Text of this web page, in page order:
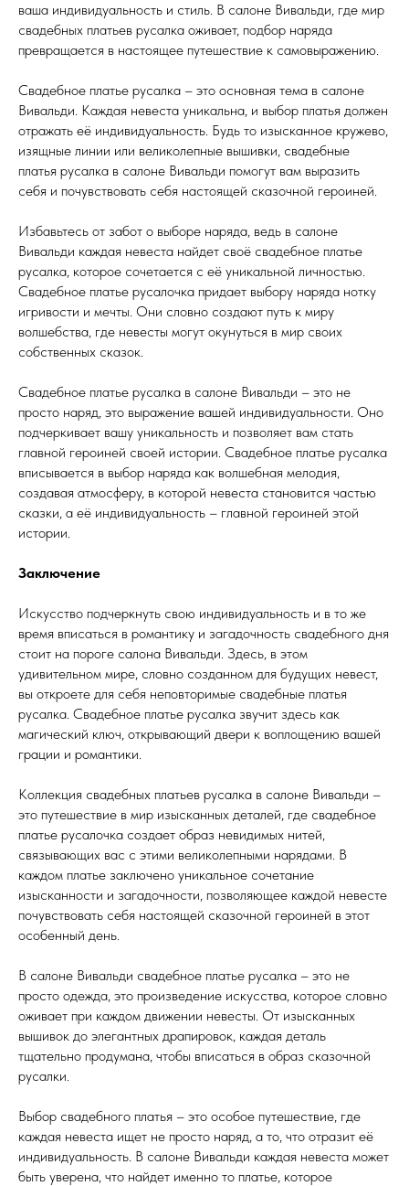
ваша индивидуальность и стиль. В салоне Вивальди, где мир
свадебных платьев русалка оживает, подбор наряда
превращается в настоящее путешествие к самовыражению.
Свадебное платье русалка – это основная тема в салоне
Вивальди. Каждая невеста уникальна, и выбор платья должен
отражать её индивидуальность. Будь то изысканное кружево,
изящные линии или великолепные вышивки, свадебные
платья русалка в салоне Вивальди помогут вам выразить
себя и почувствовать себя настоящей сказочной героиней.
Избавьтесь от забот о выборе наряда, ведь в салоне
Вивальди каждая невеста найдет своё свадебное платье
русалка, которое сочетается с её уникальной личностью.
Свадебное платье русалочка придает выбору наряда нотку
игривости и мечты. Они словно создают путь к миру
волшебства, где невесты могут окунуться в мир своих
собственных сказок.
Свадебное платье русалка в салоне Вивальди – это не
просто наряд, это выражение вашей индивидуальности. Оно
подчеркивает вашу уникальность и позволяет вам стать
главной героиней своей истории. Свадебное платье русалка
вписывается в выбор наряда как волшебная мелодия,
создавая атмосферу, в которой невеста становится частью
сказки, а её индивидуальность – главной героиней этой
истории.
Заключение
Искусство подчеркнуть свою индивидуальность и в то же
время вписаться в романтику и загадочность свадебного дня
стоит на пороге салона Вивальди. Здесь, в этом
удивительном мире, словно созданном для будущих невест,
вы откроете для себя неповторимые свадебные платья
русалка. Свадебное платье русалка звучит здесь как
магический ключ, открывающий двери к воплощению вашей
грации и романтики.
Коллекция свадебных платьев русалка в салоне Вивальди –
это путешествие в мир изысканных деталей, где свадебное
платье русалочка создает образ невидимых нитей,
связывающих вас с этими великолепными нарядами. В
каждом платье заключено уникальное сочетание
изысканности и загадочности, позволяющее каждой невесте
почувствовать себя настоящей сказочной героиней в этот
особенный день.
В салоне Вивальди свадебное платье русалка – это не
просто одежда, это произведение искусства, которое словно
оживает при каждом движении невесты. От изысканных
вышивок до элегантных драпировок, каждая деталь
тщательно продумана, чтобы вписаться в образ сказочной
русалки.
Выбор свадебного платья – это особое путешествие, где
каждая невеста ищет не просто наряд, а то, что отразит её
индивидуальность. В салоне Вивальди каждая невеста может
быть уверена, что найдет именно то платье, которое